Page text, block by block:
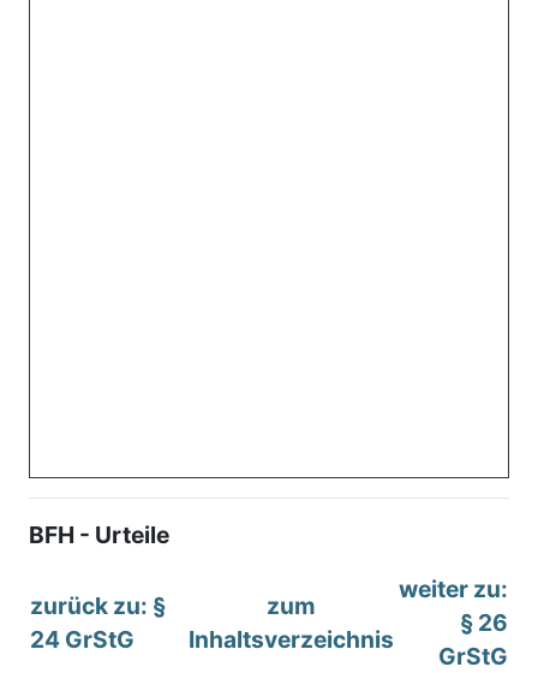
BFH - Urteile
zurück zu: §
24 GrStG
zum
Inhaltsverzeichnis
weiter zu:
§ 26
GrStG